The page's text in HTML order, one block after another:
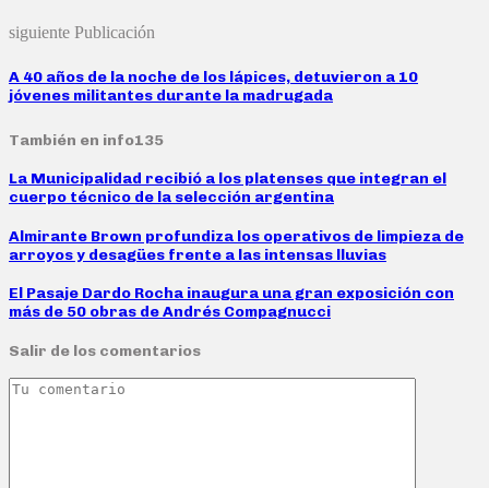
siguiente Publicación
A 40 años de la noche de los lápices, detuvieron a 10
jóvenes militantes durante la madrugada
También en info135
La Municipalidad recibió a los platenses que integran el
cuerpo técnico de la selección argentina
Almirante Brown profundiza los operativos de limpieza de
arroyos y desagües frente a las intensas lluvias
El Pasaje Dardo Rocha inaugura una gran exposición con
más de 50 obras de Andrés Compagnucci
Salir de los comentarios